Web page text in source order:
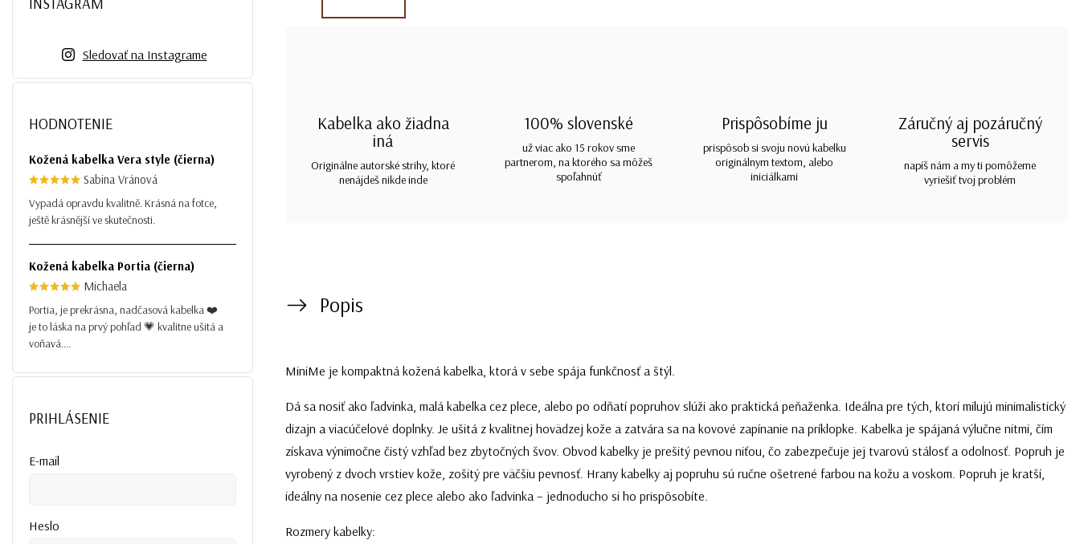
Sledovať na Instagrame
HODNOTENIE
Kožená kabelka Vera style (čierna)
Sabina Vránová
Vypadá opravdu kvalitně. Krásná na fotce,
ještě krásnější ve skutečnosti.
Kožená kabelka Portia (čierna)
Michaela
Portia, je prekrásna, nadčasová kabelka ❤️
je to láska na prvý pohľad 💗 kvalitne ušitá a
voňavá....
PRIHLÁSENIE
E-mail
Heslo
Kabelka ako žiadna
iná
Originálne autorské strihy, ktoré
nenájdeš nikde inde
100% slovenské
už viac ako 15 rokov sme
partnerom, na ktorého sa môžeš
spoľahnúť
Prispôsobíme ju
prispôsob si svoju novú kabelku
originálnym textom, alebo
iniciálkami
Záručný aj pozáručný
servis
napíš nám a my ti pomôžeme
vyriešiť tvoj problém
Popis
MiniMe je kompaktná kožená kabelka, ktorá v sebe spája funkčnosť a štýl.
Dá sa nosiť ako ľadvinka, malá kabelka cez plece, alebo po odňatí popruhov slúži ako praktická peňaženka. Ideálna pre tých, ktorí milujú minimalistický
dizajn a viacúčelové doplnky. Je ušitá z kvalitnej hovädzej kože a zatvára sa na kovové zapínanie na príklopke. Kabelka je spájaná výlučne nitmi, čím
získava výnimočne čistý vzhľad bez zbytočných švov. Obvod kabelky je prešitý pevnou niťou, čo zabezpečuje jej tvarovú stálosť a odolnosť. Popruh je
vyrobený z dvoch vrstiev kože, zošitý pre väčšiu pevnosť. Hrany kabelky aj popruhu sú ručne ošetrené farbou na kožu a voskom. Popruh je kratší,
ideálny na nosenie cez plece alebo ako ľadvinka – jednoducho si ho prispôsobíte.
Rozmery kabelky: